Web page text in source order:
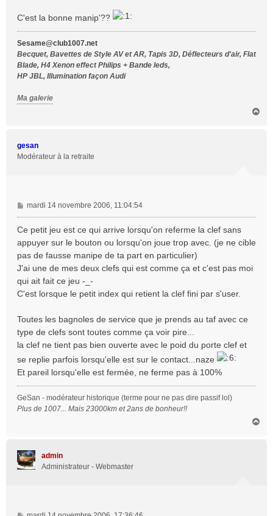
C'est la bonne manip'??
Sesame@club1007.net
Becquet, Bavettes de Style AV et AR, Tapis 3D, Déflecteurs d'air, Flat
Blade, H4 Xenon effect Philips + Bande leds,
HP JBL, Illumination façon Audi
Ma galerie
gesan
Modérateur à la retraite
M
e
s
a
g
e
mardi 14 novembre 2006, 11:04:54
Ce petit jeu est ce qui arrive lorsqu'on referme la clef sans
appuyer sur le bouton ou lorsqu'on joue trop avec. (je ne cible
pas de fausse manipe de ta part en particulier)
J'ai une de mes deux clefs qui est comme ça et c'est pas moi
qui ait fait ce jeu -_-
C'est lorsque le petit index qui retient la clef fini par s'user.
Toutes les bagnoles de service que je prends au taf avec ce
type de clefs sont toutes comme ça voir pire...
la clef ne tient pas bien ouverte avec le poid du porte clef et
se replie parfois lorsqu'elle est sur le contact...naze
Et pareil lorsqu'elle est fermée, ne ferme pas à 100%
GeSan - modérateur historique (terme pour ne pas dire passif lol)
Plus de 1007... Mais 23000km et 2ans de bonheur!!
admin
Administrateur - Webmaster